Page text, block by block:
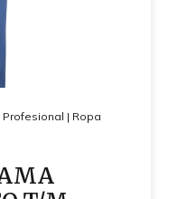
Profesional | Ropa